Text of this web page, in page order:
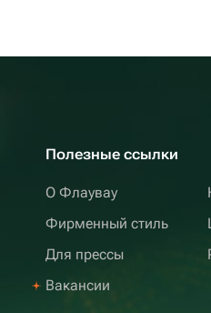
Полезные ссылки
О Флаувау
Фирменный стиль
Для прессы
Вакансии